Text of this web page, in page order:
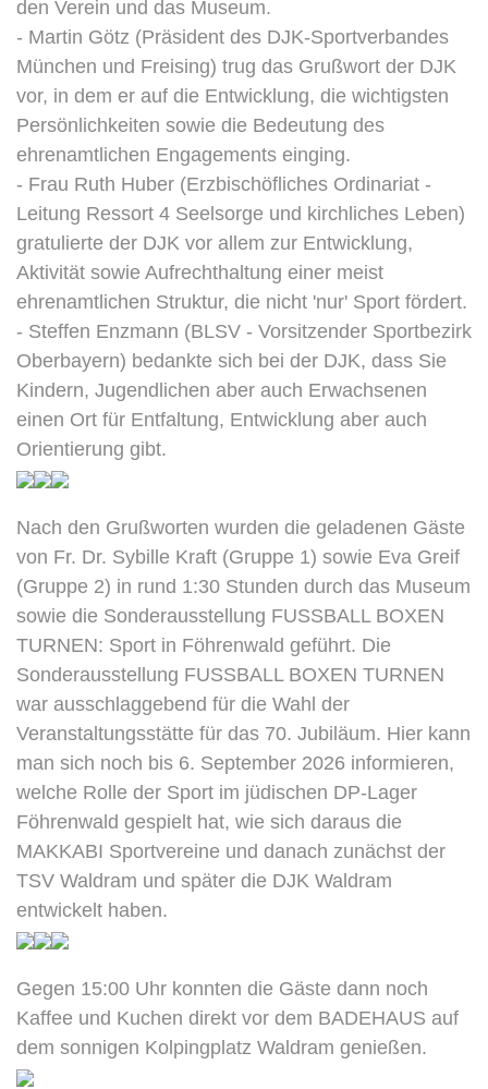
den Verein und das Museum.
- Martin Götz (Präsident des DJK-Sportverbandes
München und Freising) trug das Grußwort der DJK
vor, in dem er auf die Entwicklung, die wichtigsten
Persönlichkeiten sowie die Bedeutung des
ehrenamtlichen Engagements einging.
- Frau Ruth Huber (Erzbischöfliches Ordinariat -
Leitung Ressort 4 Seelsorge und kirchliches Leben)
gratulierte der DJK vor allem zur Entwicklung,
Aktivität sowie Aufrechthaltung einer meist
ehrenamtlichen Struktur, die nicht 'nur' Sport fördert.
- Steffen Enzmann (BLSV - Vorsitzender Sportbezirk
Oberbayern) bedankte sich bei der DJK, dass Sie
Kindern, Jugendlichen aber auch Erwachsenen
einen Ort für Entfaltung, Entwicklung aber auch
Orientierung gibt.
Nach den Grußworten wurden die geladenen Gäste
von Fr. Dr. Sybille Kraft (Gruppe 1) sowie Eva Greif
(Gruppe 2) in rund 1:30 Stunden durch das Museum
sowie die Sonderausstellung FUSSBALL BOXEN
TURNEN: Sport in Föhrenwald geführt. Die
Sonderausstellung FUSSBALL BOXEN TURNEN
war ausschlaggebend für die Wahl der
Veranstaltungsstätte für das 70. Jubiläum. Hier kann
man sich noch bis 6. September 2026 informieren,
welche Rolle der Sport im jüdischen DP-Lager
Föhrenwald gespielt hat, wie sich daraus die
MAKKABI Sportvereine und danach zunächst der
TSV Waldram und später die DJK Waldram
entwickelt haben.
Gegen 15:00 Uhr konnten die Gäste dann noch
Kaffee und Kuchen direkt vor dem BADEHAUS auf
dem sonnigen Kolpingplatz Waldram genießen.